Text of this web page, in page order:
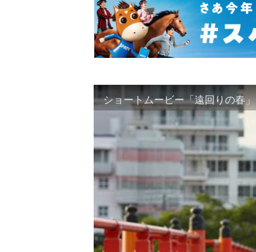
ショートムービー「遠回りの春」